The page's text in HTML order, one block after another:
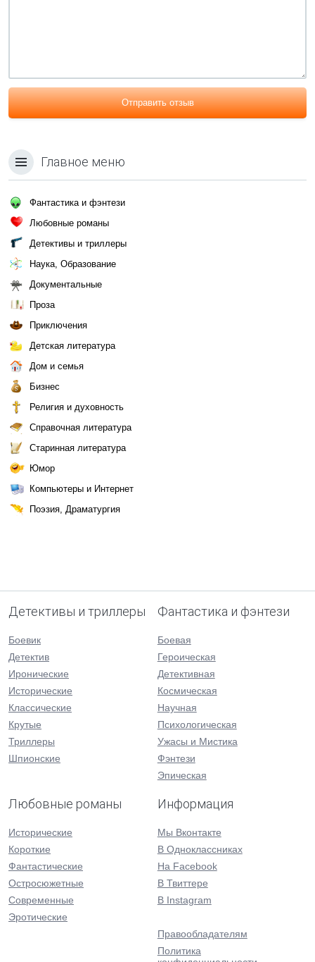
Отправить отзыв
Главное меню
Фантастика и фэнтези
Любовные романы
Детективы и триллеры
Наука, Образование
Документальные
Проза
Приключения
Детская литература
Дом и семья
Бизнес
Религия и духовность
Справочная литература
Старинная литература
Юмор
Компьютеры и Интернет
Поэзия, Драматургия
Детективы и триллеры
Боевик
Детектив
Иронические
Исторические
Классические
Крутые
Триллеры
Шпионские
Фантастика и фэнтези
Боевая
Героическая
Детективная
Космическая
Научная
Психологическая
Ужасы и Мистика
Фэнтези
Эпическая
Любовные романы
Исторические
Короткие
Фантастические
Остросюжетные
Современные
Эротические
Информация
Мы Вконтакте
В Одноклассниках
На Facebook
В Твиттере
В Instagram
Правообладателям
Политика